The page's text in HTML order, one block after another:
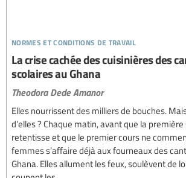
normes et conditions de travail
La crise cachée des cuisinières des
scolaires au Ghana
Theodora Dede Amanor
Elles nourrissent des milliers de bouches.
d’elles ? Chaque matin, avant que la
retentisse et que le premier cours ne
femmes s’affaire déjà aux fourneaux des
Ghana. Elles allument les feux, soulèvent de